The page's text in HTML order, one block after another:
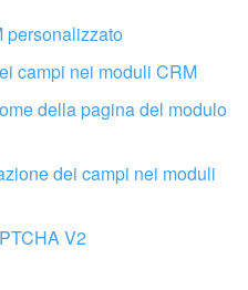
locale
personalizzato
campi nei moduli CRM
della pagina del modulo
dei campi nei moduli
V2